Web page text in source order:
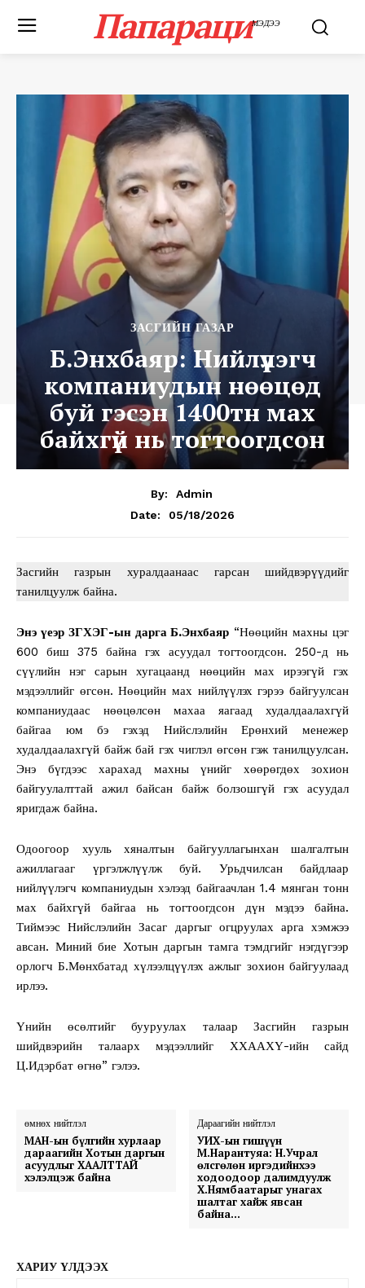
ПапарациМЭДЭЭ
ЗАСГИЙН ГАЗАР
Б.Энхбаяр: Нийлүүлэгч
компаниудын нөөцөд
буй гэсэн 1400тн мах
байхгүй нь тогтоогдсон
By:
Admin
Date:
05/18/2026
Засгийн газрын хуралдаанаас гарсан шийдвэрүүдийг
танилцуулж байна.
Энэ үеэр ЗГХЭГ-ын дарга Б.Энхбаяр “Нөөцийн махны цэг
600 биш 375 байна гэх асуудал тогтоогдсон. 250-д нь
сүүлийн нэг сарын хугацаанд нөөцийн мах ирээгүй гэх
мэдээллийг өгсөн. Нөөцийн мах нийлүүлэх гэрээ байгуулсан
компаниудаас нөөцөлсөн махаа яагаад худалдаалахгүй
байгаа юм бэ гэхэд Нийслэлийн Ерөнхий менежер
худалдаалахгүй байж бай гэх чиглэл өгсөн гэж танилцуулсан.
Энэ бүгдээс харахад махны үнийг хөөрөгдөх зохион
байгуулалттай ажил байсан байж болзошгүй гэх асуудал
яригдаж байна.
Одоогоор хууль хяналтын байгууллагынхан шалгалтын
ажиллагааг үргэлжлүүлж буй. Урьдчилсан байдлаар
нийлүүлэгч компаниудын хэлээд байгаачлан 1.4 мянган тонн
мах байхгүй байгаа нь тогтоогдсон дүн мэдээ байна.
Тиймээс Нийслэлийн Засаг даргыг огцруулах арга хэмжээ
авсан. Миний бие Хотын даргын тамга тэмдгийг нэгдүгээр
орлогч Б.Мөнхбатад хүлээлцүүлэх ажлыг зохион байгуулаад
ирлээ.
Үнийн өсөлтийг бууруулах талаар Засгийн газрын
шийдвэрийн талаарх мэдээллийг ХХААХҮ-ийн сайд
Ц.Идэрбат өгнө” гэлээ.
өмнөх нийтлэл
МАН-ын бүлгийн хурлаар
дараагийн Хотын даргын
асуудлыг ХААЛТТАЙ
хэлэлцэж байна
Дараагийн нийтлэл
УИХ-ын гишүүн
М.Нарантуяа: Н.Учрал
өлсгөлөн иргэдийнхээ
ходоодоор далимдуулж
Х.Нямбаатарыг унагах
шалтаг хайж явсан
байна…
ХАРИУ ҮЛДЭЭХ